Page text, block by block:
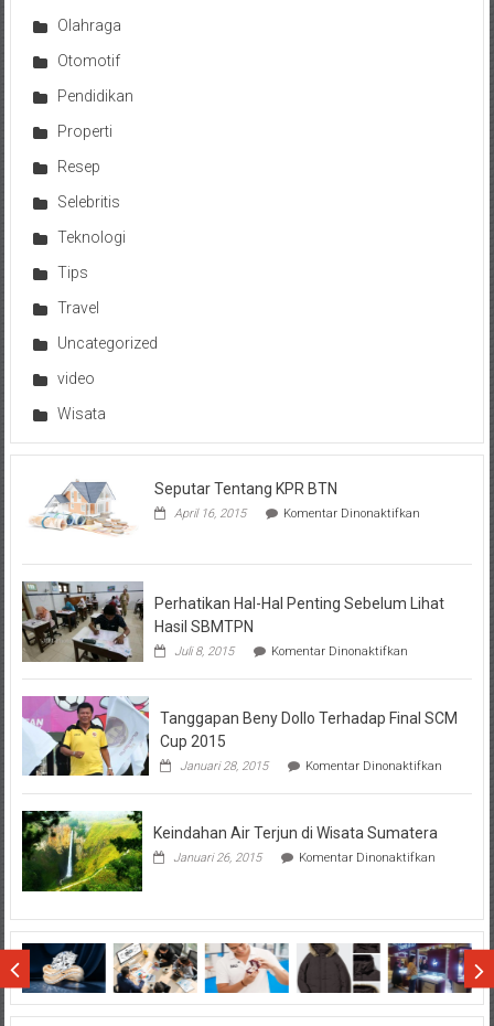
Olahraga
Otomotif
Pendidikan
Properti
Resep
Selebritis
Teknologi
Tips
Travel
Uncategorized
video
Wisata
Seputar Tentang KPR BTN
April 16, 2015 Komentar Dinonaktifkanpada
KPR
Perhatikan Hal-Hal Penting Sebelum Lihat
Hasil SBMTPN
Juli 8, 2015 Komentar Dinonaktifkanpada
Hal-
Penting
Hasil
Tanggapan Beny Dollo Terhadap Final SCM
Cup 2015
Januari 28, 2015 Komentar Dinonaktifkanpada
Beny
Keindahan Air Terjun di Wisata Sumatera
Januari 26, 2015 Komentar Dinonaktifkanpada
di
Wisata
Sumatera